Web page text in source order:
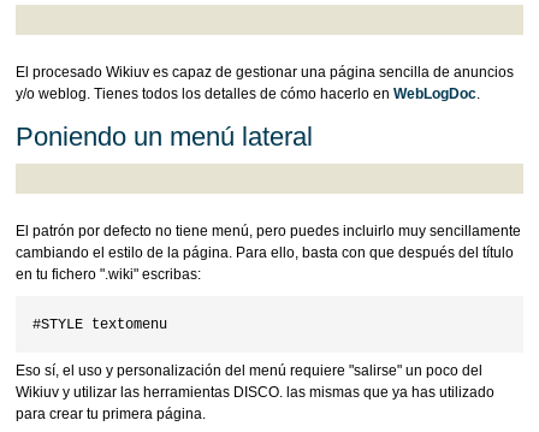
El procesado Wikiuv es capaz de gestionar una página sencilla de anuncios
y/o weblog. Tienes todos los detalles de cómo hacerlo en WebLogDoc.
Poniendo un menú lateral
El patrón por defecto no tiene menú, pero puedes incluirlo muy sencillamente
cambiando el estilo de la página. Para ello, basta con que después del título
en tu fichero ".wiki" escribas:
Eso sí, el uso y personalización del menú requiere "salirse" un poco del
Wikiuv y utilizar las herramientas DISCO. las mismas que ya has utilizado
para crear tu primera página.